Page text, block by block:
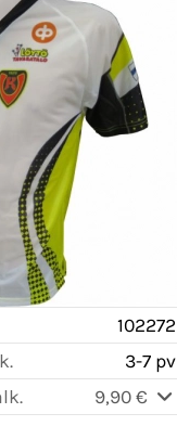
102272
3-7 pv
9,90 €